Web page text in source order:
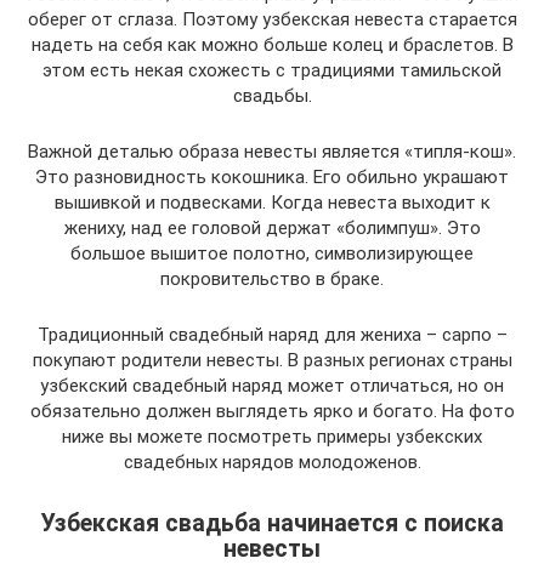
оберег от сглаза. Поэтому узбекская невеста старается
надеть на себя как можно больше колец и браслетов. В
этом есть некая схожесть с традициями тамильской
свадьбы.
Важной деталью образа невесты является «типля-кош».
Это разновидность кокошника. Его обильно украшают
вышивкой и подвесками. Когда невеста выходит к
жениху, над ее головой держат «болимпуш». Это
большое вышитое полотно, символизирующее
покровительство в браке.
Традиционный свадебный наряд для жениха – сарпо –
покупают родители невесты. В разных регионах страны
узбекский свадебный наряд может отличаться, но он
обязательно должен выглядеть ярко и богато. На фото
ниже вы можете посмотреть примеры узбекских
свадебных нарядов молодоженов.
Узбекская свадьба начинается с поиска
невесты